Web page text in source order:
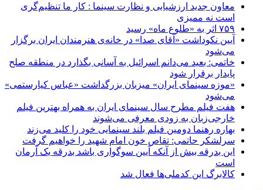
معاون جدید ارزشیابی و نظارت سینما : کار ما تنظیم‌گری
است نه ممیزی
۷۵۹ اثر به «طلوع ماه» رسید
آیین نکوداشت «آقای صدا» در خانه‌ی هنرمندان ایران برگزار
می‌شود
خاتمی: بعید می‌دانم اسرائیل به آسانی بگذارد در منطقه صلح
پایدار برقرار شود
«موزه سینمای ایران» میزبان بزرگداشت «عباس کیارستمی»
می‌شود
هفت فیلم مطرح سال سینمای ایران به همراه بهترین فیلم
خارجی‌زبان به زودی معرفی می‌شوند
بهاره رهنما دومین فیلم بلند سینمایی خود را کلید می‌زند
سرلشکر حاتمی: تقاص خون امام شهید را خواهیم گرفت
این بدرقه بیش از آنکه آیین سوگواری باشد بدرقه یک آرمان
است
کالابرگ این کدملی‌ها فعال شد